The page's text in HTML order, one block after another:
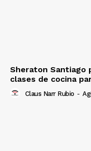
Sheraton Santiago
clases de cocina
Claus Narr Rubio -